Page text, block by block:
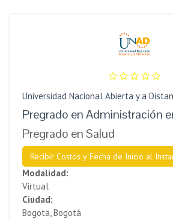
Universidad Nacional Abierta y a
Pregrado en Administración
Pregrado en Salud
Recibir Costos y Fecha de Inicio al
Modalidad:
Virtual
Ciudad:
Bogota, Bogotá